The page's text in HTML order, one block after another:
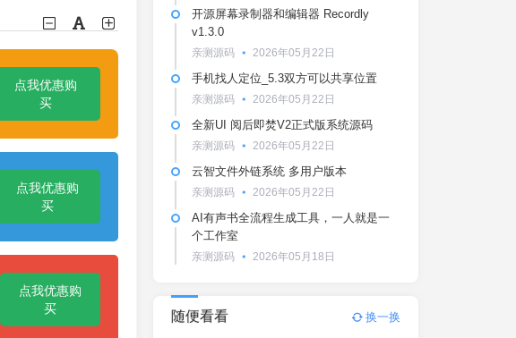
点我优惠购
买
点我优惠购
买
点我优惠购
买
开源屏幕录制器和编辑器 Recordly
v1.3.0
亲测源码 2026年05月22日
手机找人定位_5.3双方可以共享位置
亲测源码 2026年05月22日
全新UI 阅后即焚V2正式版系统源码
亲测源码 2026年05月22日
云智文件外链系统 多用户版本
亲测源码 2026年05月22日
AI有声书全流程生成工具，一人就是一
个工作室
亲测源码 2026年05月18日
随便看看 换一换